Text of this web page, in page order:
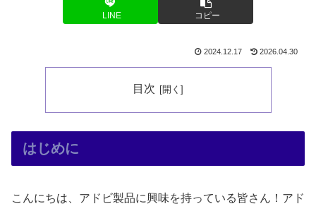
LINE コピー
2024.12.17 2026.04.30
目次
はじめに
こんにちは、アドビ製品に興味を持っている皆さん！アド